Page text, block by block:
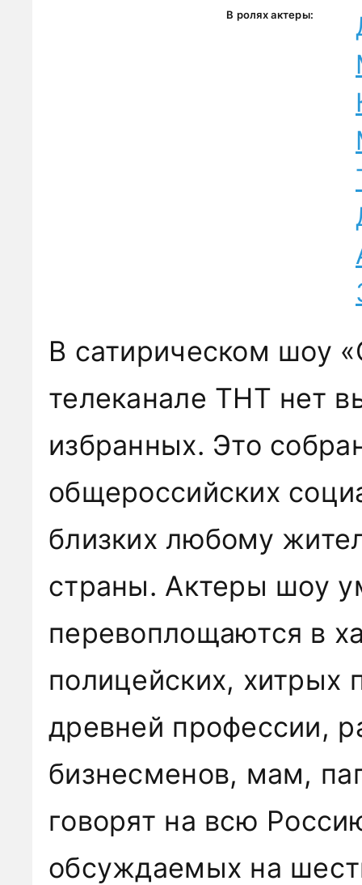
В ролях актеры:
В сатирическом шоу
телеканале ТНТ нет
избранных. Это
общероссийских
близких любому
страны. Актеры шоу
перевоплощаются в
полицейских, хитрых
древней профессии,
бизнесменов, мам,
говорят на всю
обсуждаемых на